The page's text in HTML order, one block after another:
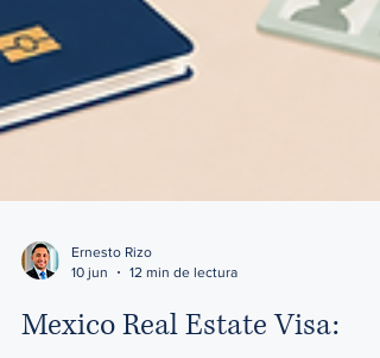
10 jun
12 min de lectura